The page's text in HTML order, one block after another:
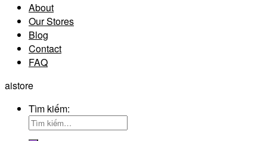
About
Our Stores
Blog
Contact
FAQ
aistore
Tìm kiếm: